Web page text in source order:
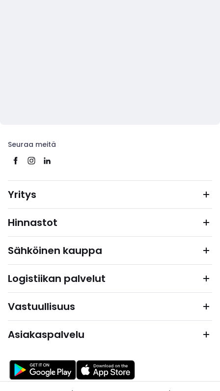
Seuraa meitä
Yritys
Hinnastot
Sähköinen kauppa
Logistiikan palvelut
Vastuullisuus
Asiakaspalvelu